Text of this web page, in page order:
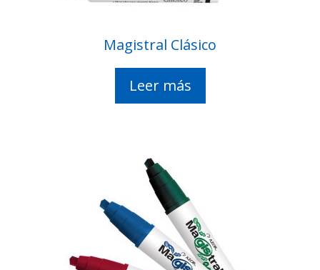
Magistral Clásico
Leer más